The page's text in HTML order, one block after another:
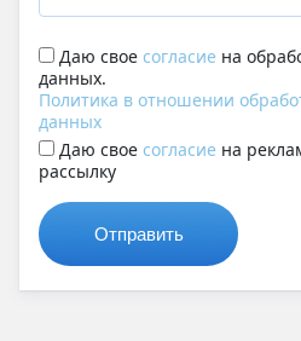
Даю свое согласие на
данных.
Политика в отношении
данных
Даю свое согласие на
рассылку
Отправить